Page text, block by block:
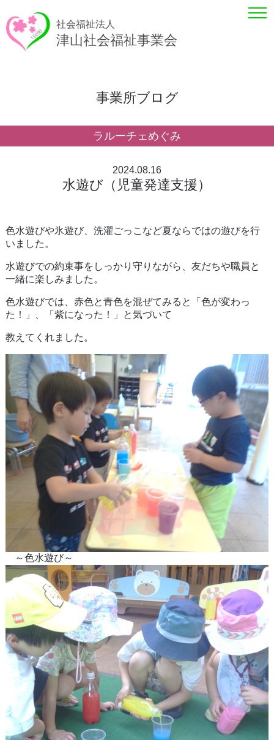
社会福祉法人
津山社会福祉事業会
事業所ブログ
ラルーチェめぐみ
2024.08.16
水遊び（児童発達支援）
色水遊びや氷遊び、洗濯ごっこなど夏ならではの遊びを行
いました。
水遊びでの約束事をしっかり守りながら、友だちや職員と
一緒に楽しみました。
色水遊びでは、赤色と青色を混ぜてみると「色が変わっ
た！」、「紫になった！」と気づいて
教えてくれました。
～色水遊び～